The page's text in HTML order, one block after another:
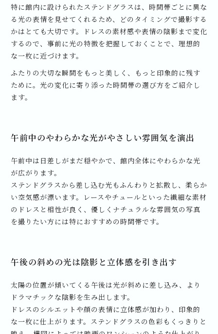
特に館内に設けられたステンドグラスは、時間帯ごとに異な
る光の表情を見せてくれるため、どのタイミングで撮影する
かはとても大切です。ドレスの素材感や表情の陰影まで変化
するので、事前に光の特徴を把握しておくことで、理想的
な一枚に近づけます。
ふたりの大切な瞬間をもっと美しく、もっと印象的に残す
ために。光の変化に寄り添った時間帯の選び方をご紹介し
ます。
午前中のやわらかな光がやさしい雰囲気を演出
午前中は日差しがまだ穏やかで、館内全体にやわらかな光
が広がります。
ステンドグラスから差し込む光もふんわりと拡散し、柔らか
い空気感が漂います。レースやチュールといった繊細な素材
のドレスと相性が良く、優しくナチュラルな雰囲気の写真
を撮りたい方には特におすすめの時間帯です。
午後の斜めの光は陰影と立体感を引き出す
太陽の位置が傾いてくる午後は光が斜めに差し込み、より
ドラマチックな陰影を生み出します。
ドレスのシルエットや顔の表情に立体感が加わり、印象的
な一枚に仕上がります。ステンドグラスの色彩もくっきりと